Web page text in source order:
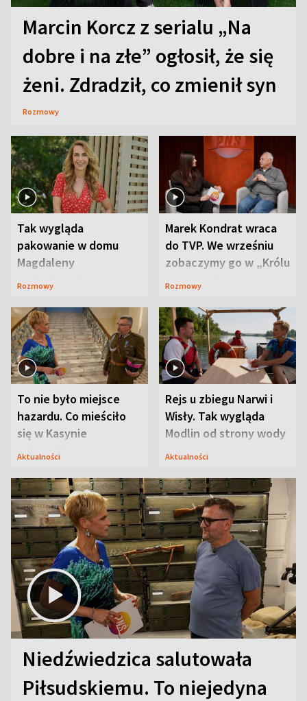
Marcin Korcz z serialu „Na
dobre i na złe” ogłosił, że się
żeni. Zdradził, co zmienił syn
Rozmowy
Tak wygląda
pakowanie w domu
Magdaleny
Waligórskiej-Lisieckiej.
Rozmowy
Marek Kondrat wraca
do TVP. We wrześniu
zobaczymy go w „Królu
Maciusiu I”
Rozmowy
To nie było miejsce
hazardu. Co mieściło
się w Kasynie
Oficerskim?
Aktualności
Rejs u zbiegu Narwi i
Wisły. Tak wygląda
Modlin od strony wody
Aktualności
Niedźwiedzica salutowała
Piłsudskiemu. To niejedyna